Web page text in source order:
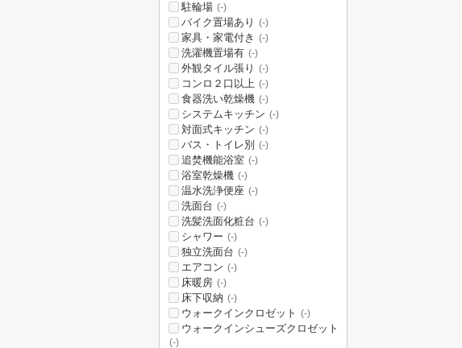
駐輪場 (-)
バイク置場あり (-)
家具・家電付き (-)
洗濯機置場有 (-)
外観タイル張り (-)
コンロ２口以上 (-)
食器洗い乾燥機 (-)
システムキッチン (-)
対面式キッチン (-)
バス・トイレ別 (-)
追焚機能浴室 (-)
浴室乾燥機 (-)
温水洗浄便座 (-)
洗面台 (-)
洗髪洗面化粧台 (-)
シャワー (-)
独立洗面台 (-)
エアコン (-)
床暖房 (-)
床下収納 (-)
ウォークインクロゼット (-)
ウォークインシューズクロゼット
(-)